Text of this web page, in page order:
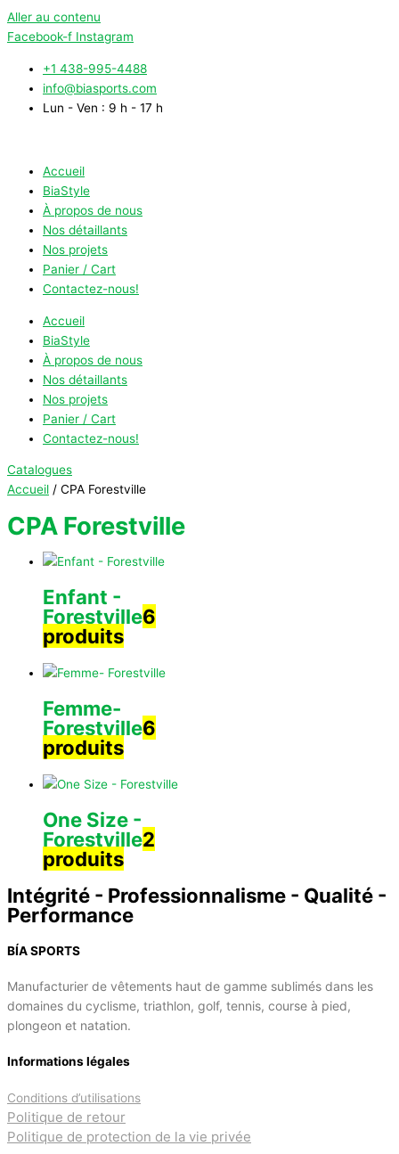
Aller au contenu
Facebook-f Instagram
+1 438-995-4488
info@biasports.com
Lun - Ven : 9 h - 17 h
Accueil
BiaStyle
À propos de nous
Nos détaillants
Nos projets
Panier / Cart
Contactez-nous!
Accueil
BiaStyle
À propos de nous
Nos détaillants
Nos projets
Panier / Cart
Contactez-nous!
Catalogues
Accueil / CPA Forestville
CPA Forestville
Enfant -
Forestville6
produits
Femme-
Forestville6
produits
One Size -
Forestville2
produits
Intégrité - Professionnalisme - Qualité -
Performance
BÍA SPORTS
Manufacturier de vêtements haut de gamme sublimés dans les
domaines du cyclisme, triathlon, golf, tennis, course à pied,
plongeon et natation.
Informations légales
Conditions d’utilisations
Politique de retour
Politique de protection de la vie privée